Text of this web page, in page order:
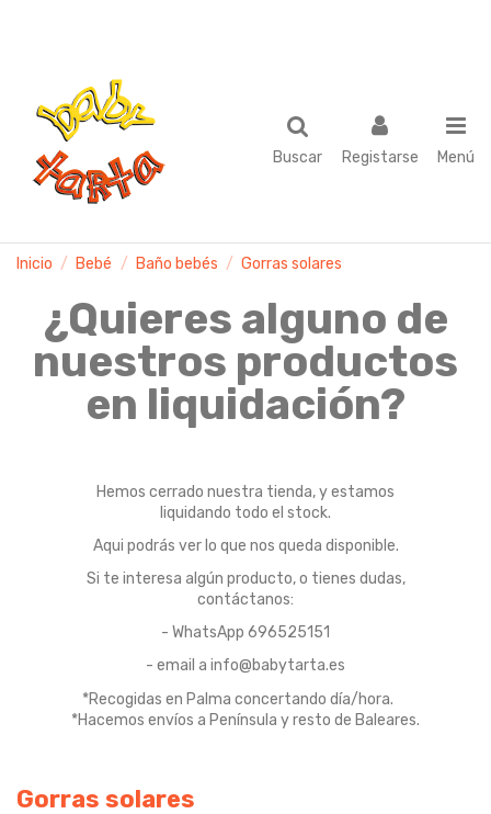
Buscar Registarse Menú
Inicio Bebé Baño bebés Gorras solares
¿Quieres alguno de
nuestros productos
en liquidación?
Hemos cerrado nuestra tienda, y estamos
liquidando todo el stock.
Aqui podrás ver lo que nos queda disponible.
Si te interesa algún producto, o tienes dudas,
contáctanos:
- WhatsApp 696525151
- email a info@babytarta.es
*Recogidas en Palma concertando día/hora.
*Hacemos envíos a Península y resto de Baleares.
Gorras solares